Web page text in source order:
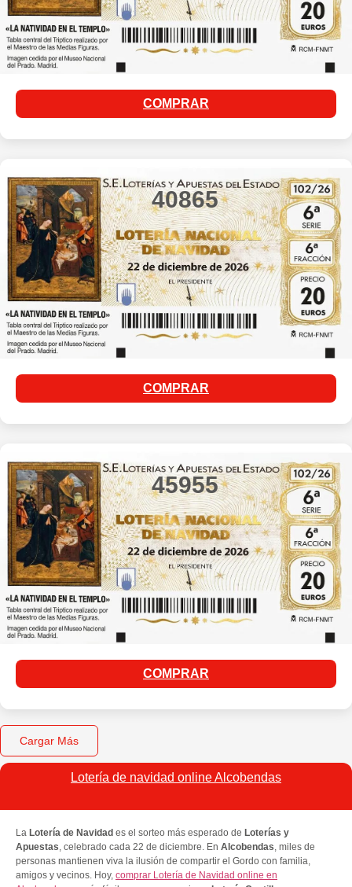
COMPRAR
40865
COMPRAR
45955
COMPRAR
Cargar Más
Lotería de navidad online Alcobendas
La Lotería de Navidad es el sorteo más esperado de Loterías y
Apuestas, celebrado cada 22 de diciembre. En Alcobendas, miles de
personas mantienen viva la ilusión de compartir el Gordo con familia,
amigos y vecinos. Hoy, comprar Lotería de Navidad online en